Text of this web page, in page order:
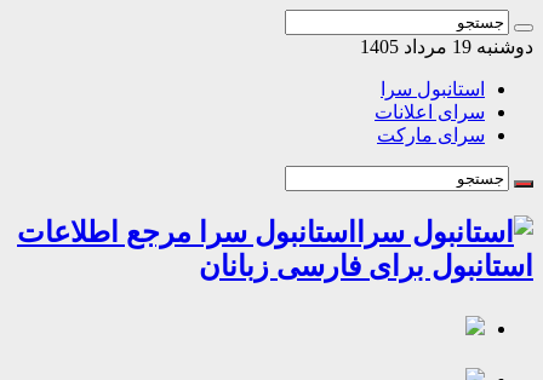
1405
استانبول سرا
سرای اعلانات
سرای مارکت
استانبول سرا مرجع اطلاعات
برای فارسی زبانان